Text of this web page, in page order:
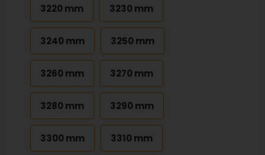
3220 mm 3230 mm
3240 mm 3250 mm
3260 mm 3270 mm
3280 mm 3290 mm
3300 mm 3310 mm